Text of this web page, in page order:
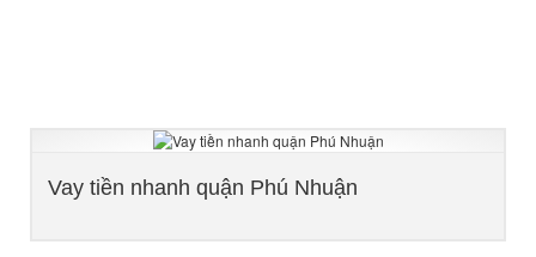
Vay tiền nhanh quận Phú Nhuận